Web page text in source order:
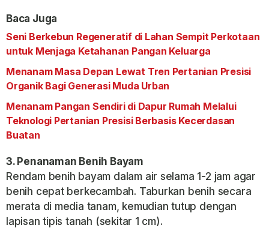
Baca Juga
Seni Berkebun Regeneratif di Lahan Sempit Perkotaan
untuk Menjaga Ketahanan Pangan Keluarga
Menanam Masa Depan Lewat Tren Pertanian Presisi
Organik Bagi Generasi Muda Urban
Menanam Pangan Sendiri di Dapur Rumah Melalui
Teknologi Pertanian Presisi Berbasis Kecerdasan
Buatan
3. Penanaman Benih Bayam
Rendam benih bayam dalam air selama 1-2 jam agar
benih cepat berkecambah. Taburkan benih secara
merata di media tanam, kemudian tutup dengan
lapisan tipis tanah (sekitar 1 cm).